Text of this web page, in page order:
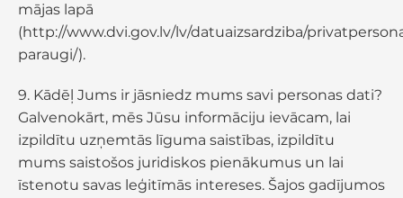
mājas lapā
(http://www.dvi.gov.lv/lv/datuaizsardziba/
paraugi/).
9. Kādēļ Jums ir jāsniedz mums savi personas dati?
Galvenokārt, mēs Jūsu informāciju ievācam, lai
izpildītu uzņemtās līguma saistības, izpildītu
mums saistošos juridiskos pienākumus un lai
īstenotu savas leģitīmās intereses. Šajos gadījumos